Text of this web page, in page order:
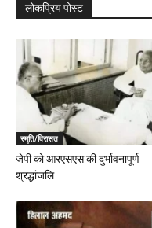
लोकप्रिय पोस्ट
स्मृति/विरासत
जेपी को आरएसएस की दुर्भावनापूर्ण
श्रद्धांजलि